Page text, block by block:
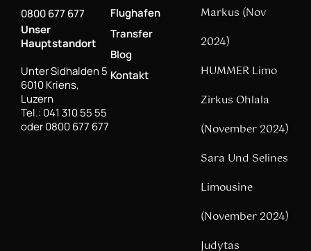
0800 677 677
Unser
Hauptstandort
Unter Sidhalden 5
6010 Kriens,
Luzern
Tel.: 041 310 55 55
oder 0800 677 677
Flughafen
Transfer
Blog
Kontakt
Markus (Nov
2024)
HUMMER Limo
Zirkus Ohlala
(November 2024)
Sara Und Selines
Limousine
(November 2024)
Judytas